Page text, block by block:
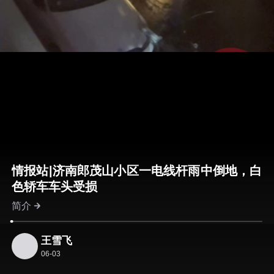
情报站|济南郎茂山小区一电线杆雨中倒地，白
色轿车车头受损
简介
王雪飞
06-03